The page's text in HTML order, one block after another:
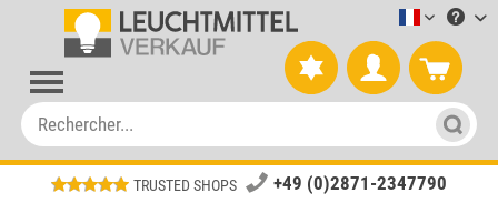
TRUSTED SHOPS +49 (0)2871-2347790